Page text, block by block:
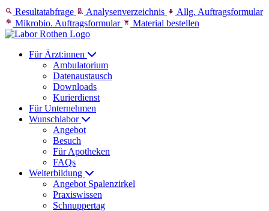
Skip to content
Resultatabfrage Analysenverzeichnis
Allg. Auftragsformular
Mikrobio. Auftragsformular
Material bestellen
Für Ärzt:innen
Ambulatorium
Datenaustausch
Downloads
Kurierdienst
Für Unternehmen
Wunschlabor
Angebot
Besuch
Für Apotheken
FAQs
Weiterbildung
Angebot Spalenzirkel
Praxiswissen
Schnuppertag